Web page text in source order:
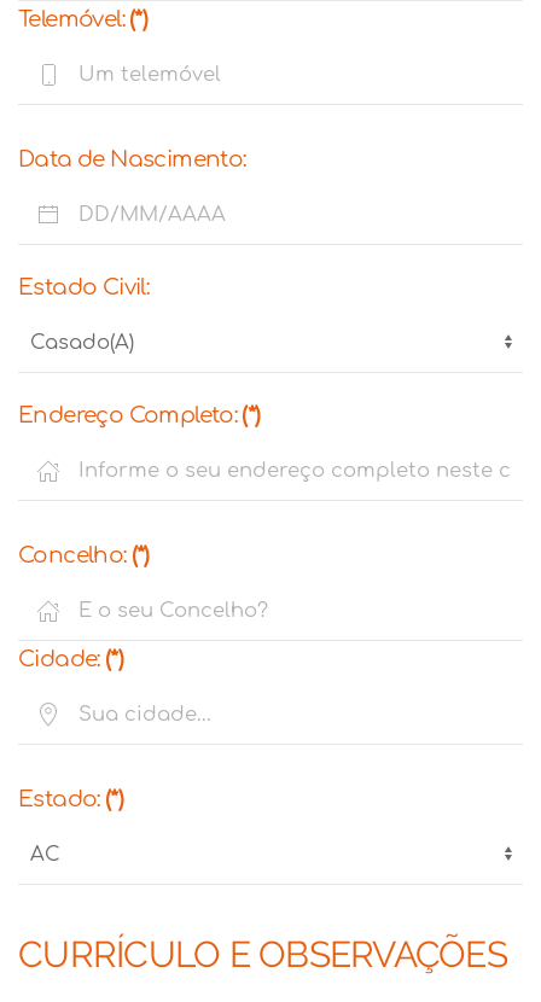
Telemóvel: (*)
Data de Nascimento:
Estado Civil:
Endereço Completo: (*)
Concelho: (*)
Cidade: (*)
Estado: (*)
CURRÍCULO E OBSERVAÇÕES